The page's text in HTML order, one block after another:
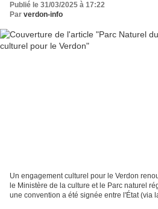
Publié le 31/03/2025 à 17:22
Par verdon-info
Un engagement culturel pour le Verdon
le Ministère de la culture et le Parc naturel
une convention a été signée entre l'État (via